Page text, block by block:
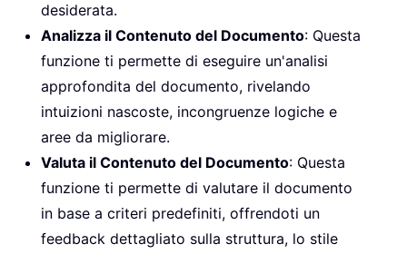
desiderata.
Analizza il Contenuto del Documento: Questa
funzione ti permette di eseguire un'analisi
approfondita del documento, rivelando
intuizioni nascoste, incongruenze logiche e
aree da migliorare.
Valuta il Contenuto del Documento: Questa
funzione ti permette di valutare il documento
in base a criteri predefiniti, offrendoti un
feedback dettagliato sulla struttura, lo stile